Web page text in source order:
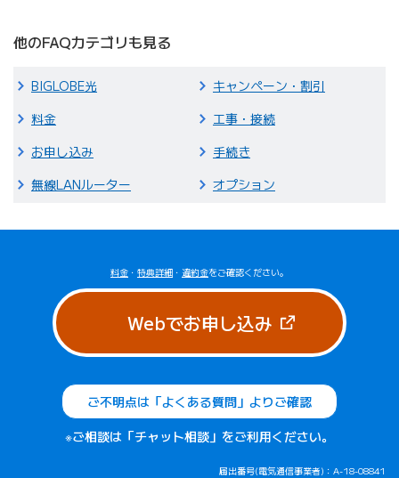
他のFAQカテゴリも見る
BIGLOBE光
キャンペーン・割引
料金
工事・接続
お申し込み
手続き
無線LANルーター
オプション
料金 ・ 特典詳細 ・ 違約金をご確認ください。
Webでお申し込み（新しいタブ
ご不明点は「よくある質問」よりご確認
※ご相談は「チャット相談」をご利用ください。
届出番号(電気通信事業者)：A-18-08841